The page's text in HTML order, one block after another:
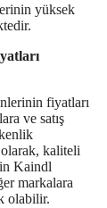
yüksek
fiyatları
ve satış
kaliteli
Kaindl
markalara
olabilir.